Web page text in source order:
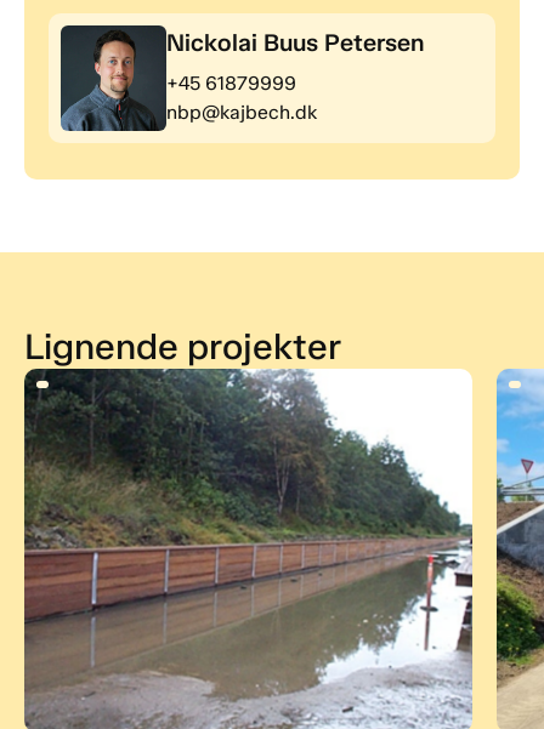
Nickolai Buus Petersen
+45 61879999
nbp@kajbech.dk
Lignende projekter